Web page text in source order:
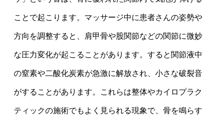
ことで起こります。マッサージ中に患者さんの姿勢や
方向を調整すると、肩甲骨や股関節などの関節に微妙
な圧力変化が起こることがあります。すると関節液中
の窒素や二酸化炭素が急激に解放され、小さな破裂音
がすることがあります。これらは整体やカイロプラク
ティックの施術でもよく見られる現象で、骨を鳴らす